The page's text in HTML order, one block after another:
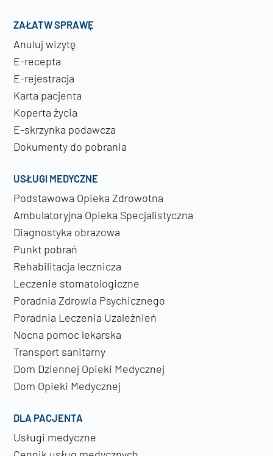
ZAŁATW SPRAWĘ
Anuluj wizytę
E-recepta
E-rejestracja
Karta pacjenta
Koperta życia
E-skrzynka podawcza
Dokumenty do pobrania
USŁUGI MEDYCZNE
Podstawowa Opieka Zdrowotna
Ambulatoryjna Opieka Specjalistyczna
Diagnostyka obrazowa
Punkt pobrań
Rehabilitacja lecznicza
Leczenie stomatologiczne
Poradnia Zdrowia Psychicznego
Poradnia Leczenia Uzależnień
Nocna pomoc lekarska
Transport sanitarny
Dom Dziennej Opieki Medycznej
Dom Opieki Medycznej
DLA PACJENTA
Usługi medyczne